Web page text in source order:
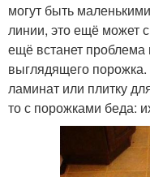
могут быть
линии, это ещё может
ещё встанет
выглядящего
ламинат или плитку
то с порожками беда: